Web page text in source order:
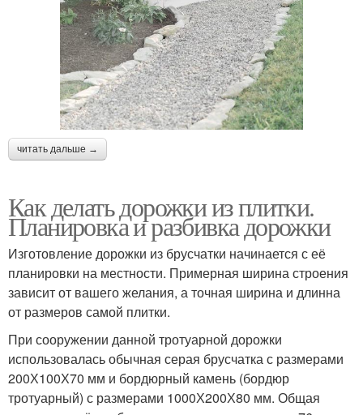
читать дальше →
Как делать дорожки из плитки.
Планировка и разбивка дорожки
Изготовление дорожки из брусчатки начинается с её
планировки на местности. Примерная ширина строения
зависит от вашего желания, а точная ширина и длинна
от размеров самой плитки.
При сооружении данной тротуарной дорожки
использовалась обычная серая брусчатка с размерами
200Х100Х70 мм и бордюрный камень (бордюр
тротуарный) с размерами 1000Х200Х80 мм. Общая